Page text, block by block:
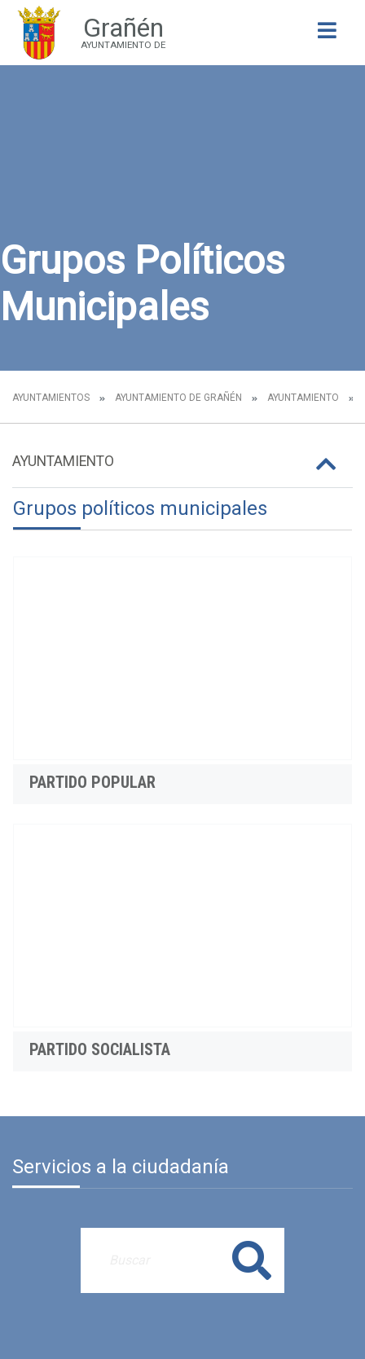
Grañén
AYUNTAMIENTO DE
Grupos Políticos
Municipales
AYUNTAMIENTOS AYUNTAMIENTO DE GRAÑÉN AYUNTAMIENTO
AYUNTAMIENTO
Grupos políticos municipales
PARTIDO POPULAR
PARTIDO SOCIALISTA
Servicios a la ciudadanía
Buscar